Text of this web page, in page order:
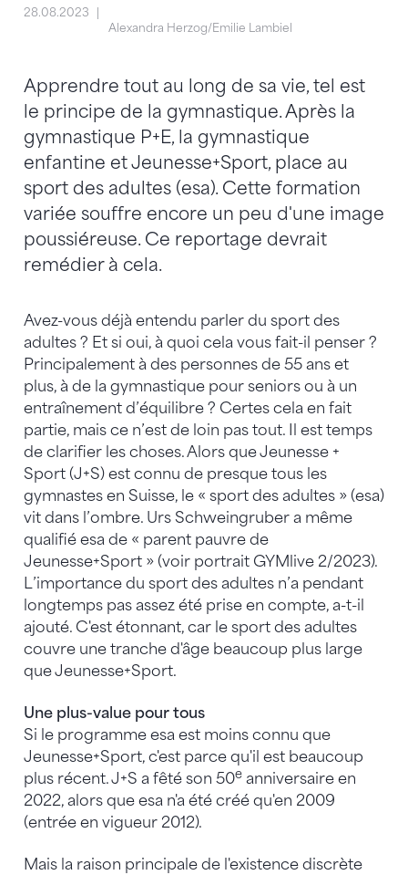
28.08.2023
Alexandra Herzog/Emilie Lambiel
Apprendre tout au long de sa vie, tel est
le principe de la gymnastique. Après la
gymnastique P+E, la gymnastique
enfantine et Jeunesse+Sport, place au
sport des adultes (esa). Cette formation
variée souffre encore un peu d'une image
poussiéreuse. Ce reportage devrait
remédier à cela.
Avez-vous déjà entendu parler du sport des
adultes ? Et si oui, à quoi cela vous fait-il penser ?
Principalement à des personnes de 55 ans et
plus, à de la gymnastique pour seniors ou à un
entraînement d’équilibre ? Certes cela en fait
partie, mais ce n’est de loin pas tout. Il est temps
de clarifier les choses. Alors que Jeunesse +
Sport (J+S) est connu de presque tous les
gymnastes en Suisse, le « sport des adultes » (esa)
vit dans l’ombre. Urs Schweingruber a même
qualifié esa de « parent pauvre de
Jeunesse+Sport » (voir portrait GYMlive 2/2023).
L’importance du sport des adultes n’a pendant
longtemps pas assez été prise en compte, a-t-il
ajouté. C'est étonnant, car le sport des adultes
couvre une tranche d'âge beaucoup plus large
que Jeunesse+Sport.
Une plus-value pour tous
Si le programme esa est moins connu que
Jeunesse+Sport, c'est parce qu'il est beaucoup
plus récent. J+S a fêté son 50e anniversaire en
2022, alors que esa n'a été créé qu'en 2009
(entrée en vigueur 2012).
Mais la raison principale de l'existence discrète